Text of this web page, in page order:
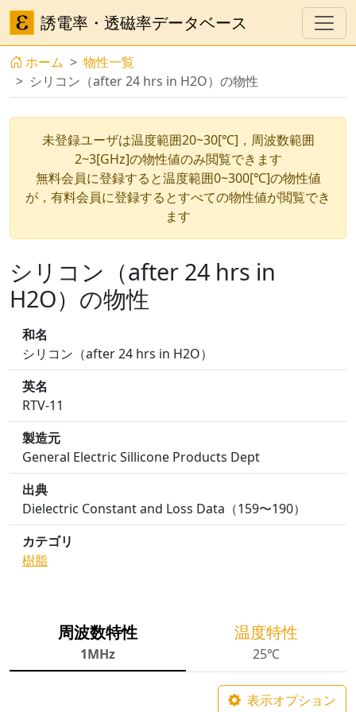
誘電率・透磁率データベース
ホーム
物性一覧
シリコン（after 24 hrs in H2O）の物性
未登録ユーザは温度範囲20~30[℃]，周波数範囲
2~3[GHz]の物性値のみ閲覧できます
無料会員に登録すると温度範囲0~300[℃]の物性値
が，有料会員に登録するとすべての物性値が閲覧でき
ます
シリコン（after 24 hrs in
H2O）の物性
和名
シリコン（after 24 hrs in H2O）
英名
RTV-11
製造元
General Electric Sillicone Products Dept
出典
Dielectric Constant and Loss Data（159〜190）
カテゴリ
樹脂
周波数特性
1MHz
温度特性
25℃
表示オプション